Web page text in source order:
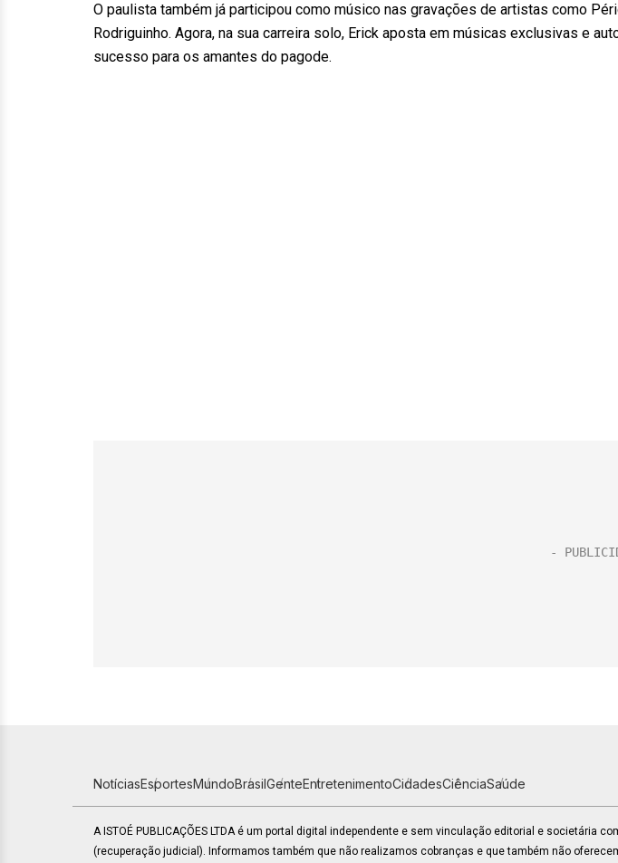
O paulista também já participou como músico nas gravações de artistas como
Rodriguinho. Agora, na sua carreira solo, Erick aposta em músicas exclusivas e
sucesso para os amantes do pagode.
NotíciasEsportesMundoBrasilGenteEntretenimentoCidadesCiênciaSaúde
A ISTOÉ PUBLICAÇÕES LTDA é um portal digital independente e sem vinculação editorial e societária com
(recuperação judicial). Informamos também que não realizamos cobranças e que também não